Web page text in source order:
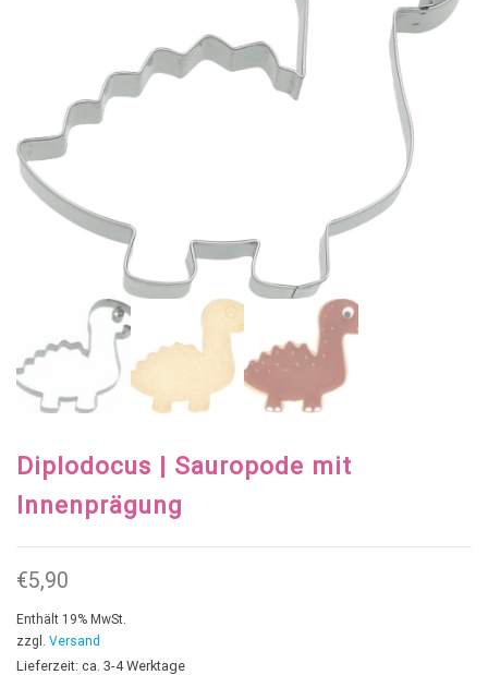
Diplodocus | Sauropode mit
Innenprägung
€5,90
Enthält 19% MwSt.
zzgl. Versand
Lieferzeit: ca. 3-4 Werktage